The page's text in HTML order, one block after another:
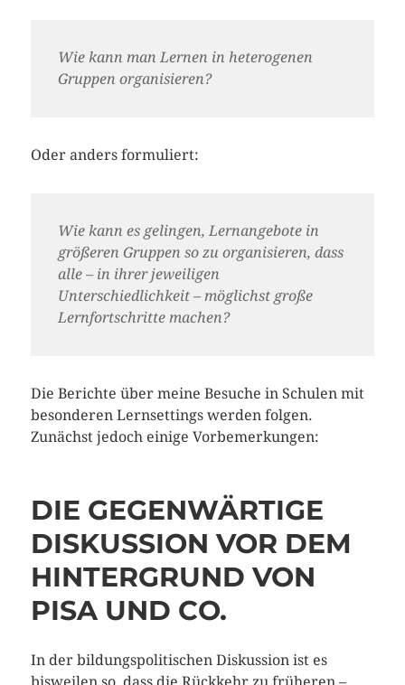
Wie kann man Lernen in heterogenen
Gruppen organisieren?
Oder anders formuliert:
Wie kann es gelingen, Lernangebote in
größeren Gruppen so zu organisieren, dass
alle – in ihrer jeweiligen
Unterschiedlichkeit – möglichst große
Lernfortschritte machen?
Die Berichte über meine Besuche in Schulen mit
besonderen Lernsettings werden folgen.
Zunächst jedoch einige Vorbemerkungen:
DIE GEGENWÄRTIGE
DISKUSSION VOR DEM
HINTERGRUND VON
PISA UND CO.
In der bildungspolitischen Diskussion ist es